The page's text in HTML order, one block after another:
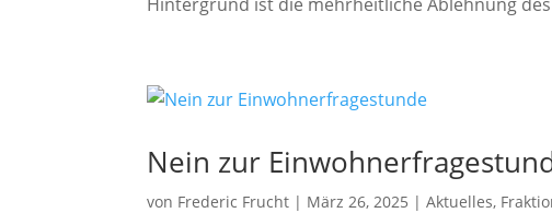
Nein zur
von Frederic Frucht | März 26, 2025 |Aktuelles,